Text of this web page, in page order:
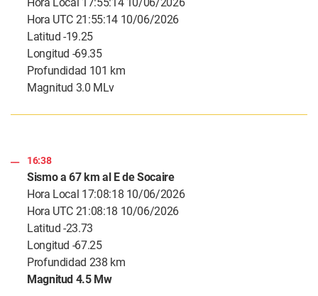
Hora Local 17:55:14 10/06/2026
Hora UTC 21:55:14 10/06/2026
Latitud -19.25
Longitud -69.35
Profundidad 101 km
Magnitud 3.0 MLv
16:38
Sismo a 67 km al E de Socaire
Hora Local 17:08:18 10/06/2026
Hora UTC 21:08:18 10/06/2026
Latitud -23.73
Longitud -67.25
Profundidad 238 km
Magnitud 4.5 Mw